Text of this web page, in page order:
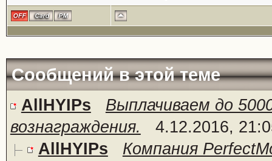
Сообщений в этой теме
AllHYIPs
Выплачиваем до
вознаграждения.
4.12.2016,
AllHYIPs
Компания